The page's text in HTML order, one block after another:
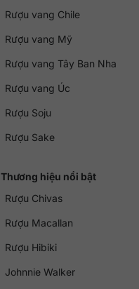
Rượu vang Chile
Rượu vang Mỹ
Rượu vang Tây Ban Nha
Rượu vang Úc
Rượu Soju
Rượu Sake
Thương hiệu nổi bật
Rượu Chivas
Rượu Macallan
Rượu Hibiki
Johnnie Walker